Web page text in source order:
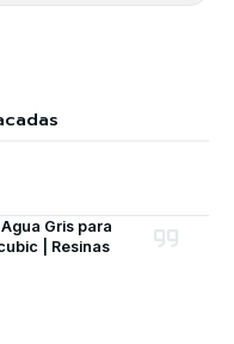
Gris para
| Resinas